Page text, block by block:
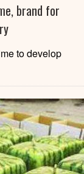
brand for
to develop